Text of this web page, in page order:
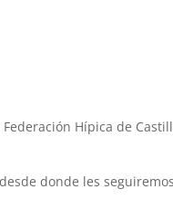
Hípica de
donde les